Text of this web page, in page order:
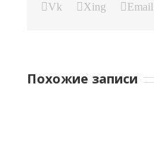
Vk Xing Email
Похожие записи